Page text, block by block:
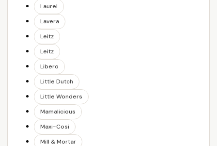
Laurel
Lavera
Leitz
Leitz
Libero
Little Dutch
Little Wonders
Mamalicious
Maxi-Cosi
Mill & Mortar